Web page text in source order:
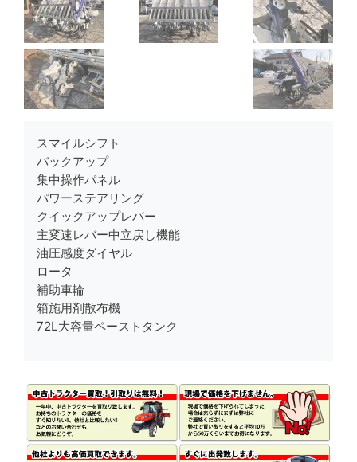
スマイルシフト
バックアップ
集中操作パネル
パワーステアリング
クイックアップレバー
主変速レバー中立戻し機能
油圧感度ダイヤル
ロータ
補助車輪
箱施用剤散布機
72L大容量ペーストタンク